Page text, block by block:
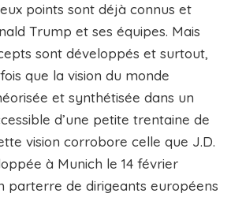
points sont déjà connus et
Trump et ses équipes. Mais
sont développés et surtout,
que la vision du monde
et synthétisée dans un
d’une petite trentaine de
vision corrobore celle que J.D.
à Munich le 14 février
parterre de dirigeants européens